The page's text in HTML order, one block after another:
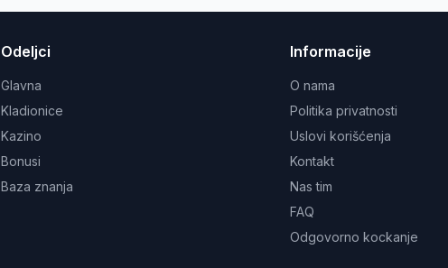
Odeljci
Glavna
Kladionice
Kazino
Bonusi
Baza znanja
Informacije
O nama
Politika privatnosti
Uslovi korišćenja
Kontakt
Nas tim
FAQ
Odgovorno kockanje